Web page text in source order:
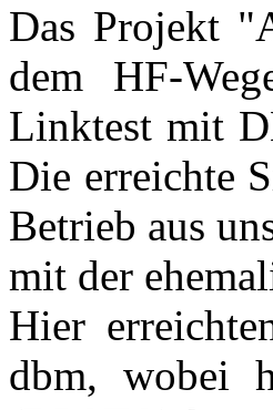
Das Projekt
dem HF-
Linktest mit
Die erreichte
Betrieb aus
mit der
Hier
dbm, wobei